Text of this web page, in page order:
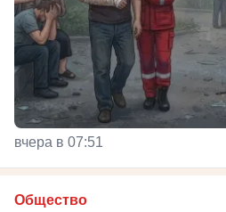
вчера в 07:51
Общество